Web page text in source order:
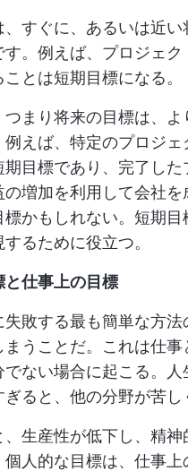
すぐに、あるいは近い
す。例えば、プロジェク
とは短期目標になる。
つまり将来の目標は、よ
例えば、特定のプロジェ
期目標であり、完了した
の増加を利用して会社を
標かもしれない。短期
るために役立つ。
と仕事上の目標
失敗する最も簡単な方法
まうことだ。これは仕事
でない場合に起こる。人
ると、他の分野が苦し
、生産性が低下し、精神
個人的な目標は、仕事上